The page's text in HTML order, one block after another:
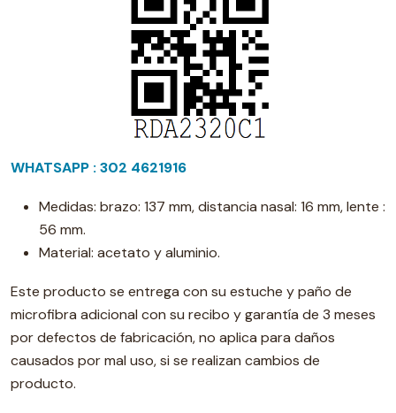
WHATSAPP : 302 4621916
Medidas: brazo: 137 mm, distancia nasal: 16 mm, lente :
56 mm.
Material: acetato y aluminio.
Este producto se entrega con su estuche y paño de
microfibra adicional con su recibo y garantía de 3 meses
por defectos de fabricación, no aplica para daños
causados por mal uso, si se realizan cambios de
producto.